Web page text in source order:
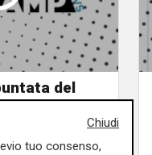
del
21/07/2026
di Redazione
Chiudi
tuo consenso,